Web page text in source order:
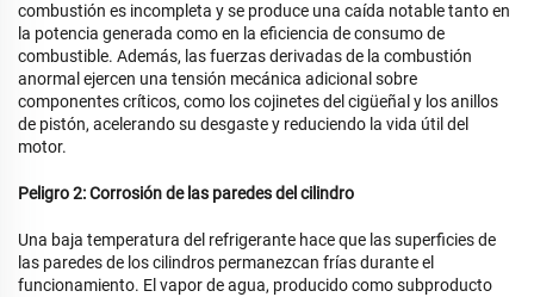
combustión es incompleta y se produce una caída notable tanto en
la potencia generada como en la eficiencia de consumo de
combustible. Además, las fuerzas derivadas de la combustión
anormal ejercen una tensión mecánica adicional sobre
componentes críticos, como los cojinetes del cigüeñal y los anillos
de pistón, acelerando su desgaste y reduciendo la vida útil del
motor.
Peligro 2: Corrosión de las paredes del cilindro
Una baja temperatura del refrigerante hace que las superficies de
las paredes de los cilindros permanezcan frías durante el
funcionamiento. El vapor de agua, producido como subproducto